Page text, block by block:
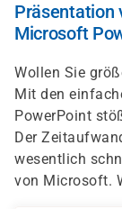
Präsentation
Microsoft
Wollen Sie
Mit den
PowerPoint
Der
wesentlich
von Microsoft.